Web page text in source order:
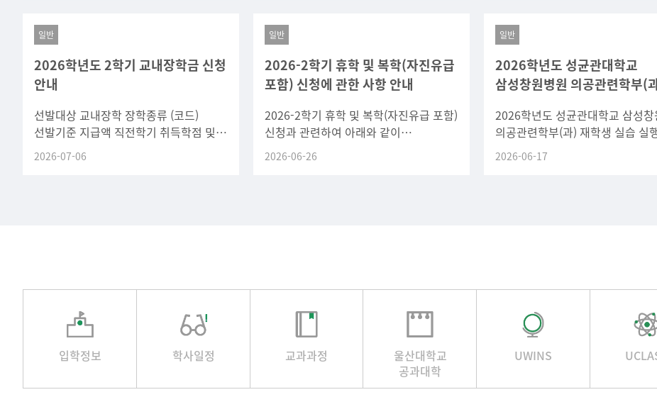
일반
2026학년도 2학기 교내장학금 신청
안내
선발대상 교내장학 장학종류 (코드)
선발기준 지급액 직전학기 취득학점 및
평점평균 우수장학(재학생) (구.
2026-07-06
일반
2026-2학기 휴학 및 복학(자진유급
포함) 신청에 관한 사항 안내
2026-2학기 휴학 및 복학(자진유급 포함)
신청과 관련하여 아래와 같이
안내드립니다.가. 휴학 및 복학 일정1)
(정규) 휴복학 및 자진유급(재학생 포함)
2026-06-26
일반
2026학년도 성균관대학교
삼성창원병원 의공관련학부(
2026학년도 성균관대학교 삼성창
의공관련학부(과) 재학생 실습 실
1차 (4주) 2차 (4주) 신청 마감 기한
2026-06-17
입학정보 학사일정 교과과정
울산대학교
공과대학
UWINS